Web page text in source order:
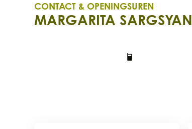
CONTACT & OPENINGSUREN
MARGARITA SARGSYAN